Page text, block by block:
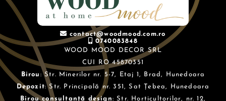
contact@woodmood.com.ro
0740083848
WOOD MOOD DECOR SRL
CUI RO 45870351
Birou : Str. Minerilor nr. 5-7, Etaj 1, Brad, Hunedoara
Depozit: Str. Principală nr. 351, Sat Țebea, Hunedoara
Birou consultanță design: Str. Horticultorilor, nr. 12,